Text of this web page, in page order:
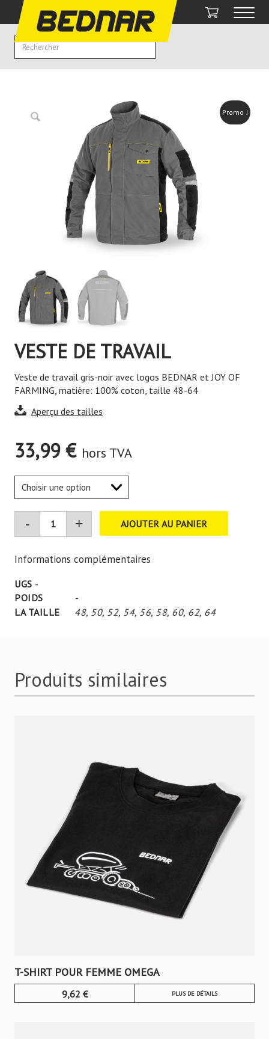
Promo !
VESTE DE TRAVAIL
Veste de travail gris-noir avec logos BEDNAR et JOY OF
FARMING, matière: 100% coton, taille 48-64
Aperçu des tailles
33,99€ hors TVA
AJOUTER AU PANIER
Informations complémentaires
UGS -
POIDS
-
LA TAILLE
48, 50, 52, 54, 56, 58, 60, 62, 64
Produits similaires
T-SHIRT POUR FEMME OMEGA
9,62 € PLUS DE DÉTAILS